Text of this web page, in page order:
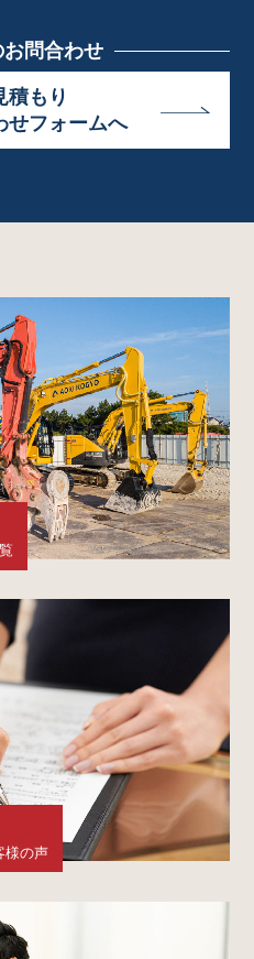
お問合わせ
積もり
せフォームへ
様の声